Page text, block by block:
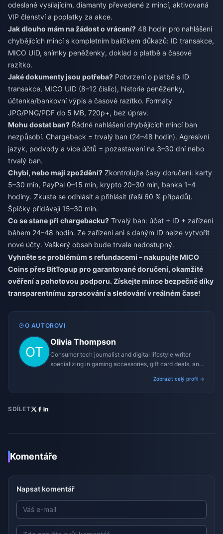
odeslané vysílajícím, diamanty převedené z mincí, aktivovaná
VIP členství a poplatky za akce.
Jak dlouho mám na žádost o vrácení? 48 hodin pro nahlášení
chybějících mincí s kompletním balíčkem důkazů: ID transakce,
MICO UID, snímky peněženky, doklad o platbě a časové
razítko.
Jaké dokumenty jsou potřeba? Potvrzení o platbě s ID
transakce, MICO UID (8–12 číslic), historie peněženky,
účtenka/bankovní výpis a časové razítko. Formáty
JPG/PNG/PDF do 5 MB, 720p+, bez úprav.
Mohu dostat ban? Řádné nahlášení chybějících mincí ban
nezpůsobí. Chargeback = trvalý ban (24–48 hodin). Agresivní
jazyk, podvody a více účtů = pozastavení na 3–30 dní nebo
trvalý ban.
Chybí, nebo mají zpoždění? Zkontrolujte časy doručení: karty
5–30 min, PayPal 0–15 min, krypto 20–30 min, banka 1–4
hodiny. Zkuste se odhlásit a přihlásit (řeší 60 % případů).
Špičky přidávají 15–30 min.
Co se stane při chargebacku? Trvalý ban: účet + ID + zařízení
během 24–48 hodin. Ze zařízení ani s daným ID nelze vytvořit
nové účty. Veškerý obsah bude trvale nedostupný.
Vyhněte se problémům s refundacemi – nakupujte MICO
Coins přes BitTopup pro garantované doručení, okamžité
ověření a pohotovou podporu. Získejte mince bezpečně díky
transparentnímu zpracování a sledování v reálném čase!
O AUTOROVI
Olivia Thompson
Consumer tech journalist and digital lifestyle writer
specializing in gaming accessories, gift card deals, and
Zobrazit celý profil →
SDÍLET
Komentáře
Napsat komentář